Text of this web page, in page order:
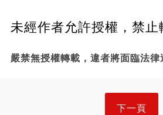
未經作者允許授權，禁止
嚴禁無授權轉載，違者將面臨法律
下一頁